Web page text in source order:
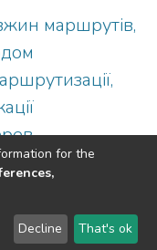
маршрутів,
І. В.
2026 LYRASIS
for the
Decline That's ok